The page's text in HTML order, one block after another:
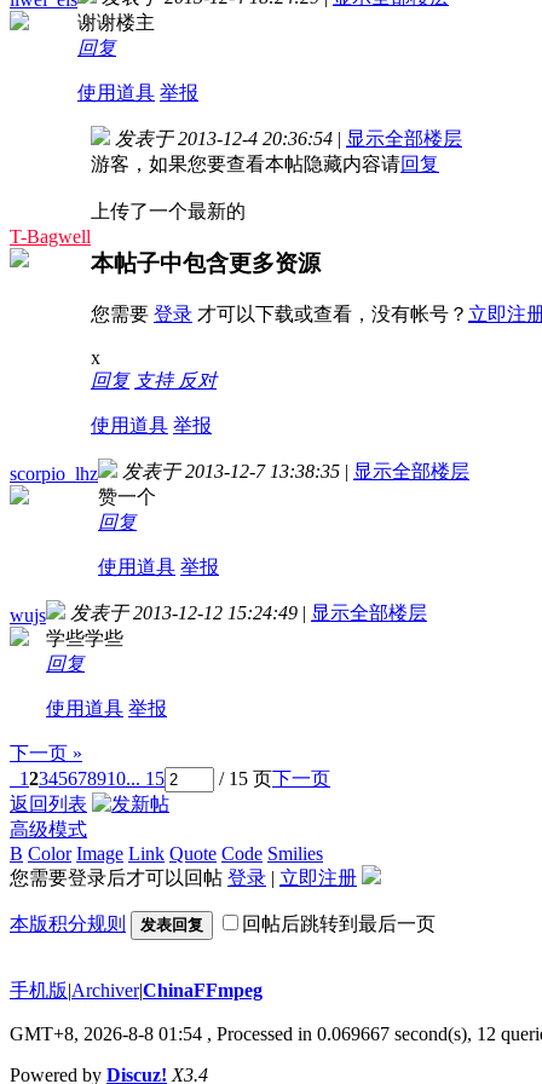
谢谢楼主
回复
使用道具 举报
T-Bagwell
发表于 2013-12-4 20:36:54 | 显示全部楼层
游客，如果您要查看本帖隐藏内容请回复
上传了一个最新的
本帖子中包含更多资源
您需要 登录 才可以下载或查看，没有帐号？ 立即注
x
回复 支持 反对
使用道具 举报
scorpio_lhz 发表于 2013-12-7 13:38:35 | 显示全部楼层
赞一个
回复
使用道具 举报
wujs 发表于 2013-12-12 15:24:49 | 显示全部楼层
学些学些
回复
使用道具 举报
下一页 »
12345678910... 15 / 15 页下一页
返回列表
高级模式
B Color Image Link Quote Code Smilies
您需要登录后才可以回帖 登录 | 立即注册
本版积分规则 发表回复 回帖后跳转到最后一页
手机版|Archiver|ChinaFFmpeg
GMT+8, 2026-8-8 01:54 , Processed in 0.069667 second(s), 12
Powered by Discuz! X3.4